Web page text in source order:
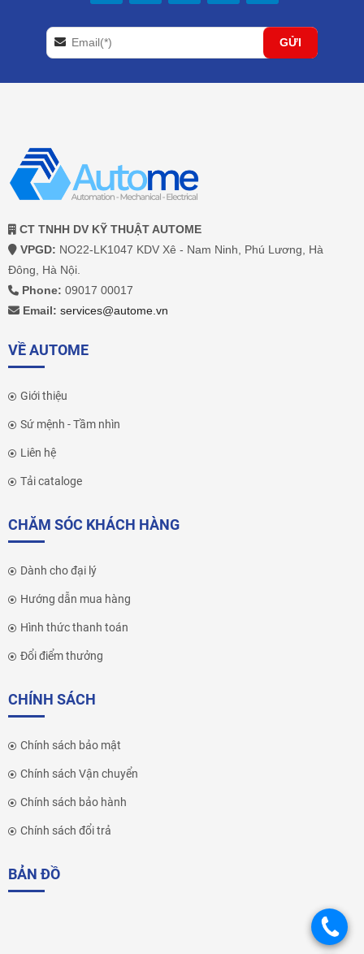
CT TNHH DV KỸ THUẬT AUTOME
VPGD: NO22-LK1047 KDV Xê - Nam Ninh, Phú Lương, Hà
Đông, Hà Nội.
Phone: 09017 00017
Email: services@autome.vn
VỀ AUTOME
Giới thiệu
Sứ mệnh - Tầm nhìn
Liên hệ
Tải cataloge
CHĂM SÓC KHÁCH HÀNG
Dành cho đại lý
Hướng dẫn mua hàng
Hình thức thanh toán
Đổi điểm thưởng
CHÍNH SÁCH
Chính sách bảo mật
Chính sách Vận chuyển
Chính sách bảo hành
Chính sách đổi trả
BẢN ĐỒ
.